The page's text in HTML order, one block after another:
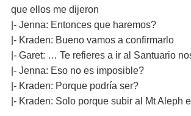
que ellos me dijeron
|- Jenna: Entonces que haremos?
|- Kraden: Bueno vamos a confirmarlo
|- Garet: … Te refieres a ir al Santuario
|- Jenna: Eso no es imposible?
|- Kraden: Porque podría ser?
|- Kraden: Solo porque subir al Mt Aleph